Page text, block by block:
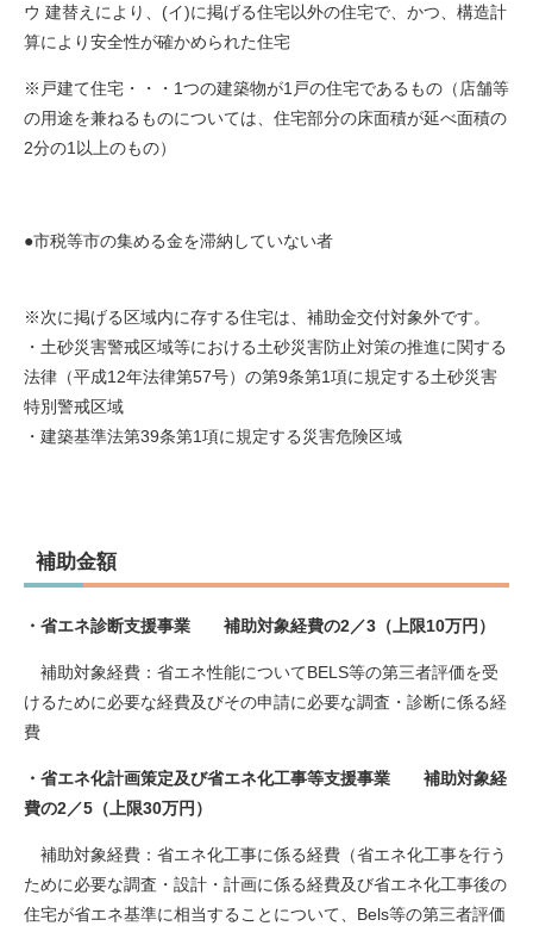
ウ 建替えにより、(イ)に掲げる住宅以外の住宅で、かつ、構造計
算により安全性が確かめられた住宅
※戸建て住宅・・・1つの建築物が1戸の住宅であるもの（店舗等
の用途を兼ねるものについては、住宅部分の床面積が延べ面積の
2分の1以上のもの）
●市税等市の集める金を滞納していない者
※次に掲げる区域内に存する住宅は、補助金交付対象外です。
・土砂災害警戒区域等における土砂災害防止対策の推進に関する
法律（平成12年法律第57号）の第9条第1項に規定する土砂災害
特別警戒区域
・建築基準法第39条第1項に規定する災害危険区域
補助金額
・省エネ診断支援事業 補助対象経費の2／3（上限10万円）
補助対象経費：省エネ性能についてBELS等の第三者評価を受
けるために必要な経費及びその申請に必要な調査・診断に係る経
費
・省エネ化計画策定及び省エネ化工事等支援事業 補助対象経
費の2／5（上限30万円）​
補助対象経費：省エネ化工事に係る経費（省エネ化工事を行う
ために必要な調査・設計・計画に係る経費及び省エネ化工事後の
住宅が省エネ基準に相当することについて、Bels等の第三者評価